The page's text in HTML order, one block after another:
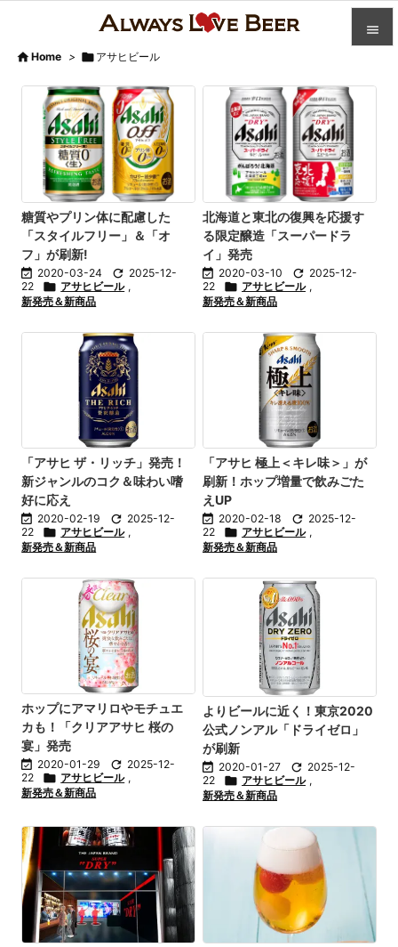


次へ
 Home >  アサヒビール
糖質やプリン体に配慮した
「スタイルフリー」＆「オ
フ」が刷新!
 2020-03-24  2025-12-
22
 アサヒビール ,
新発売＆新商品
北海道と東北の復興を応援す
る限定醸造「スーパードラ
イ」発売
 2020-03-10  2025-12-
22
 アサヒビール ,
新発売＆新商品
「アサヒ ザ・リッチ」発売！
新ジャンルのコク＆味わい嗜
好に応え
 2020-02-19  2025-12-
22
 アサヒビール ,
新発売＆新商品
「アサヒ 極上＜キレ味＞」が
刷新！ホップ増量で飲みごた
えUP
 2020-02-18  2025-12-
22
 アサヒビール ,
新発売＆新商品
ホップにアマリロやモチュエ
カも！「クリアアサヒ 桜の
宴」発売
 2020-01-29  2025-12-
22
 アサヒビール ,
新発売＆新商品
よりビールに近く！東京2020
公式ノンアル「ドライゼロ」
が刷新
 2020-01-27  2025-12-
22
 アサヒビール ,
新発売＆新商品